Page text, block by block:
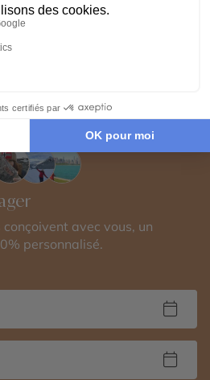
Canada (61)
avec vous, un
personnalisé.